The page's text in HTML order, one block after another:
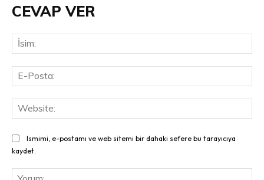
CEVAP VER
Ismimi, e-postamı ve web sitemi bir dahaki sefere bu tarayıcıya
kaydet.